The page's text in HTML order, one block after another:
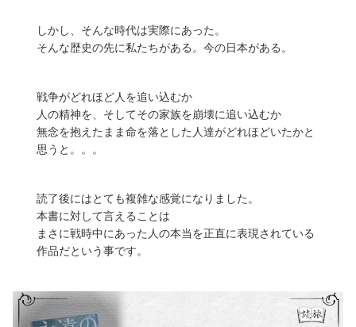
しかし、そんな時代は実際にあった。
そんな歴史の先に私たちがある。今の日本がある。
戦争がどれほど人を追い込むか
人の精神を、そしてその家族を崩壊に追い込むか
無念を抱えたまま命を落とした人達がどれほどいたかと
思うと。。。
読了後にはとても複雑な感覚になりました。
本書に対して言えることは
まさに戦時中にあった人の本当を正直に表現されている
作品だという事です。